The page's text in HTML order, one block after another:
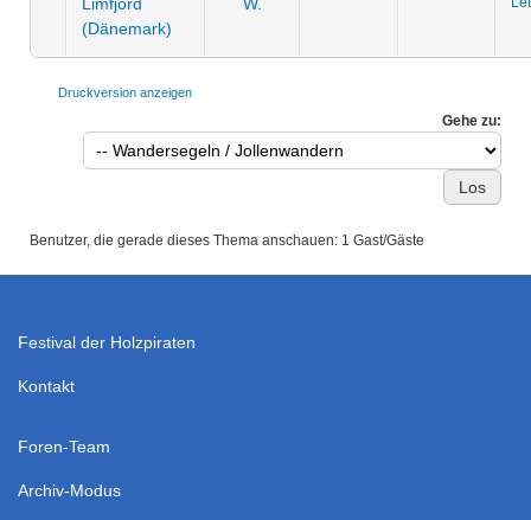
(Dänemark)
Druckversion anzeigen
Gehe zu:
Benutzer, die gerade dieses Thema anschauen: 1 Gast/Gäste
Festival der Holzpiraten
Kontakt
Foren-Team
Archiv-Modus